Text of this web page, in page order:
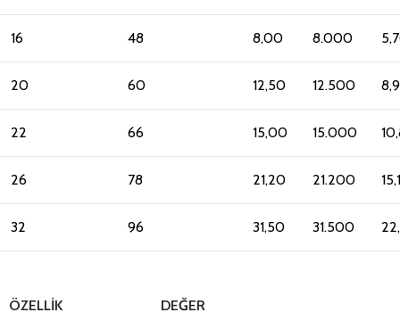
16 48 8,00 8.000
20 60 12,50 12.500
22 66 15,00 15.000
26 78 21,20 21.200
32 96 31,50 31.500
ÖZELLIK DEĞER